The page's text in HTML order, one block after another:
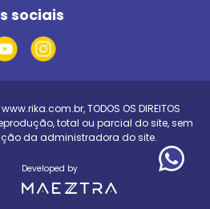
sociais
www.rika.com.br, TODOS OS DIREITOS
total ou parcial do site, sem
da administradora do site.
Developed by